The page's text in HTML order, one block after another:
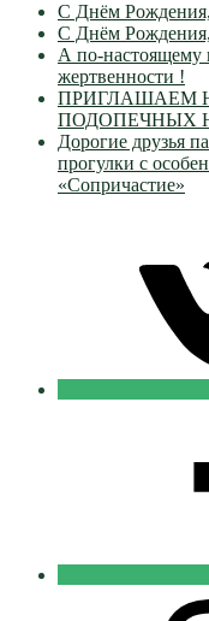
С Днём Рождения,
С Днём
А по-настоящему
жертвенности !
ПРИГЛАШАЕМ
ПОДОПЕЧНЫХ
Дорогие друзья
прогулки с
«Сопричастие»
Добровольцы